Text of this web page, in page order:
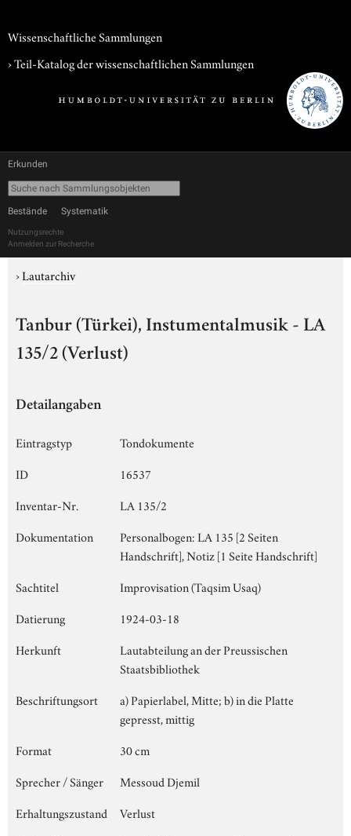
Wissenschaftliche Sammlungen
› Teil-Katalog der wissenschaftlichen Sammlungen
Erkunden
Bestände Systematik
Nutzungsrechte
Anmelden zur Recherche
›Lautarchiv
Tanbur (Türkei), Instumentalmusik - LA
135/2 (Verlust)
Detailangaben
Eintragstyp
Tondokumente
ID
16537
Inventar-Nr.
LA 135/2
Dokumentation
Personalbogen: LA 135 [2 Seiten
Handschrift], Notiz [1 Seite Handschrift]
Sachtitel
Improvisation (Taqsim Usaq)
Datierung
1924-03-18
Herkunft
Lautabteilung an der Preussischen
Staatsbibliothek
Beschriftungsort
a) Papierlabel, Mitte; b) in die Platte
gepresst, mittig
Format
30 cm
Sprecher / Sänger
Messoud Djemil
Erhaltungszustand
Verlust